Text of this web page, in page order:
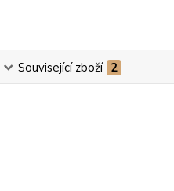
Související zboží 2